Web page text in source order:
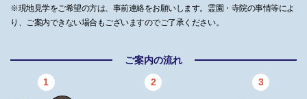
※現地見学をご希望の方は、事前連絡をお願いします。霊園・寺院の事情等によ
り、ご案内できない場合もございますのでご了承ください。
ご案内の流れ
1 2 3